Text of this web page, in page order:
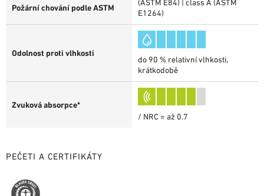
Požární chování podle ASTM
(ASTM E84) | class A (ASTM
E1264)
Odolnost proti vlhkosti
do 90 % relativní vlhkosti,
krátkodobě
Zvuková absorpce*
/ NRC = až 0.7
PEČETI A CERTIFIKÁTY